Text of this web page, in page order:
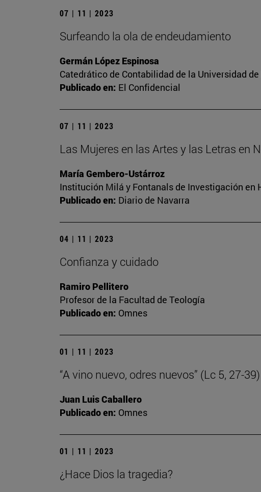
07 | 11 | 2023
Surfeando la ola de endeudamiento
Germán López Espinosa
Catedrático de Contabilidad de la Universidad de
Publicado en: El Confidencial
07 | 11 | 2023
Las Mujeres en las Artes y las Letras en
María Gembero-Ustárroz
Institución Milá y Fontanals de Investigación en
Publicado en: Diario de Navarra
04 | 11 | 2023
Confianza y cuidado
Ramiro Pellitero
Profesor de la Facultad de Teología
Publicado en: Omnes
01 | 11 | 2023
“A vino nuevo, odres nuevos” (Lc 5, 27-39)
Juan Luis Caballero
Publicado en: Omnes
01 | 11 | 2023
¿Hace Dios la tragedia?